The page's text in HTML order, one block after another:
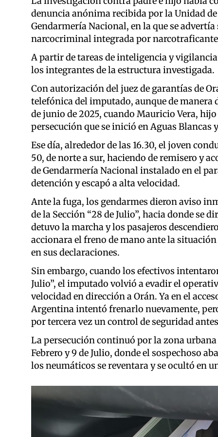
denuncia anónima recibida por la Unidad
Gendarmería Nacional, en la que se
narcocriminal integrada por
A partir de tareas de inteligencia y
los integrantes de la estructura investigada.
Con autorización del juez de garantías de
telefónica del imputado, aunque de manera
de junio de 2025, cuando Mauricio Vera,
persecución que se inició en Aguas Blancas
Ese día, alrededor de las 16.30, el joven
50, de norte a sur, haciendo de remisero y
de Gendarmería Nacional instalado en el
detención y escapó a alta velocidad.
Ante la fuga, los gendarmes dieron aviso
de la Sección “28 de Julio”, hacia donde se
detuvo la marcha y los pasajeros
accionara el freno de mano ante la
en sus declaraciones.
Sin embargo, cuando los efectivos
Julio”, el imputado volvió a evadir el
velocidad en dirección a Orán. Ya en el
Argentina intentó frenarlo nuevamente,
por tercera vez un control de seguridad
La persecución continuó por la zona
Febrero y 9 de Julio, donde el sospechoso
los neumáticos se reventara y se ocultó en